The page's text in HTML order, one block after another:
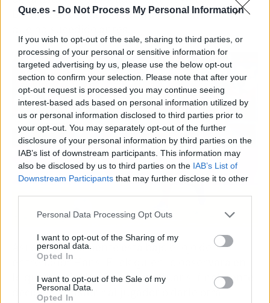
Que.es - Do Not Process My Personal Information
If you wish to opt-out of the sale, sharing to third parties, or
processing of your personal or sensitive information for
targeted advertising by us, please use the below opt-out
section to confirm your selection. Please note that after your
opt-out request is processed you may continue seeing
interest-based ads based on personal information utilized by
us or personal information disclosed to third parties prior to
your opt-out. You may separately opt-out of the further
disclosure of your personal information by third parties on the
IAB’s list of downstream participants. This information may
also be disclosed by us to third parties on the IAB’s List of
Downstream Participants that may further disclose it to other
Personal Data Processing Opt Outs
I want to opt-out of the Sharing of my
personal data.
Opted In
I want to opt-out of the Sale of my
Personal Data.
Opted In
Bremen del sábado. Algo que no es nuevo, ya
Así que actualmente está bajo el ojo del
entrenador Hansi Flick quien lo observará en
lo que queda de año para evaluar si finalmente
deciden transferir al jugador o darle otra